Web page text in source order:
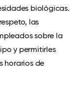
biológicas.
las
sobre la
y permitirles
horarios de